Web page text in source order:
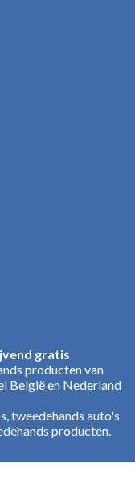
gratis
producten van
België en Nederland
tweedehands auto's
producten.